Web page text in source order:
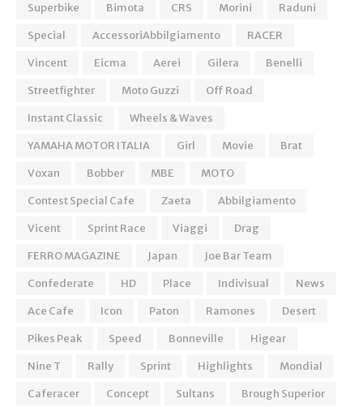
Superbike
Bimota CRS Morini
Raduni
Special
AccessoriAbbilgiamento
RACER
Vincent
Eicma Aerei Gilera
Benelli
Streetfighter
Moto Guzzi
Off Road
Instant Classic
Wheels & Waves
YAMAHA MOTOR ITALIA
Girl Movie
Brat
Voxan
Bobber MBE
MOTO
Contest Special Cafe
Zaeta
Abbilgiamento
Vicent
Sprint Race Viaggi
Drag
FERRO MAGAZINE
Japan
Joe Bar Team
Confederate
HD Place Indivisual
News
Ace Cafe
Icon Paton Ramones
Desert
Pikes Peak
Speed Bonneville
Higear
Nine T
Rally Sprint Highlights
Mondial
Caferacer
Concept Sultans
Brough Superior